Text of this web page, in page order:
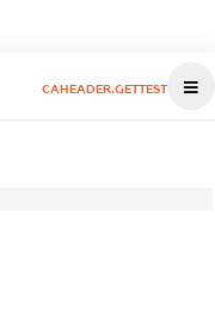
CAHEADER.GETTEST